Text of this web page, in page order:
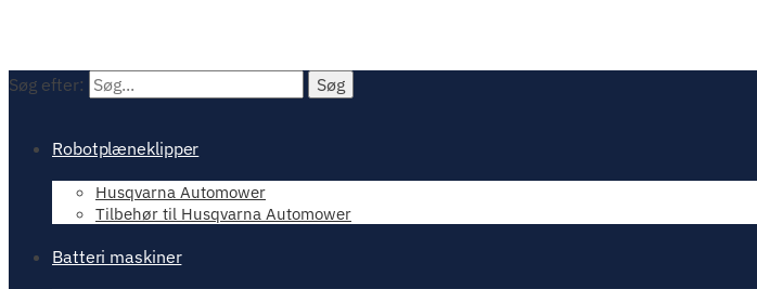
Søg efter: Søg
Robotplæneklipper
Husqvarna Automower
Tilbehør til Husqvarna Automower
Batteri maskiner